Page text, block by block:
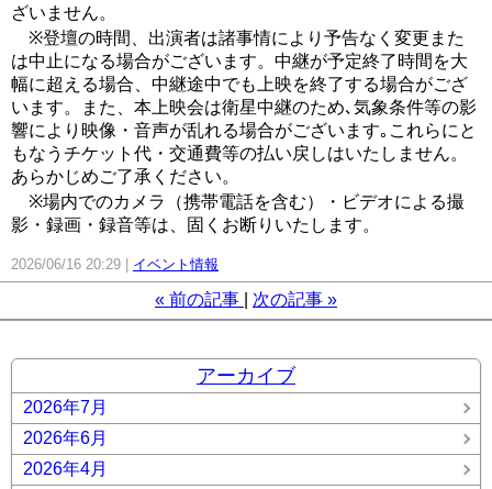
ざいません。
※登壇の時間、出演者は諸事情により予告なく変更また
は中止になる場合がございます。中継が予定終了時間を大
幅に超える場合、中継途中でも上映を終了する場合がござ
います。また、本上映会は衛星中継のため､気象条件等の影
響により映像・音声が乱れる場合がございます｡これらにと
もなうチケット代・交通費等の払い戻しはいたしません。
あらかじめご了承ください。
※場内でのカメラ（携帯電話を含む）・ビデオによる撮
影・録画・録音等は、固くお断りいたします。
2026/06/16 20:29 イベント情報
« 前の記事 次の記事 »
アーカイブ
2026年7月
2026年6月
2026年4月